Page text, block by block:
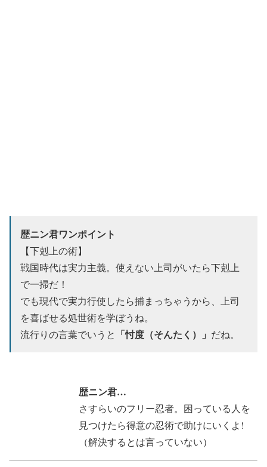
歴ニン君ワンポイント
【下剋上の術】
戦国時代は実力主義。使えない上司がいたら下剋上
で一掃だ！
でも現代で実力行使したら捕まっちゃうから、上司
を喜ばせる処世術を学ぼうね。
流行りの言葉でいうと 「忖度（そんたく）」 だね。
歴ニン君…
さすらいのフリー忍者。困っている人を
見つけたら得意の忍術で助けにいくよ!
（解決するとは言っていない）